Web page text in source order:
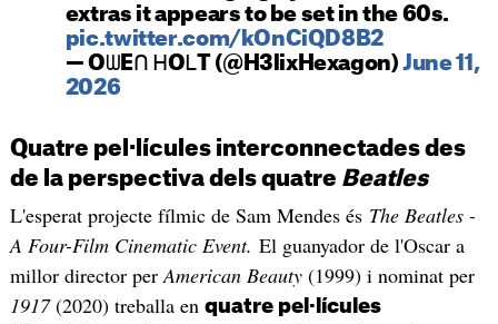
extras it appears to be set in the 60s.
pic.twitter.com/kOnCiQD8B2
— OᗯEᑎ ᕼOᒪT (@H3lixHexagon)June 11,
2026
Quatre pel·lícules interconnectades des
de la perspectiva dels quatre Beatles
L'esperat projecte fílmic de Sam Mendes és The Beatles -
A Four-Film Cinematic Event. El guanyador de l'Oscar a
millor director perAmerican Beauty(1999) i nominat per
1917(2020) treballa en quatre pel·lícules